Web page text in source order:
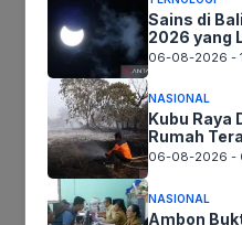
Jika keberatan
Artikel maupun foto
Terima Kasih
Tags:
Sains di
2026 yang
06-08-2026 -
NASIONAL
Kubu Raya
Rumah
06-08-2026 -
NASIONAL
Ambon